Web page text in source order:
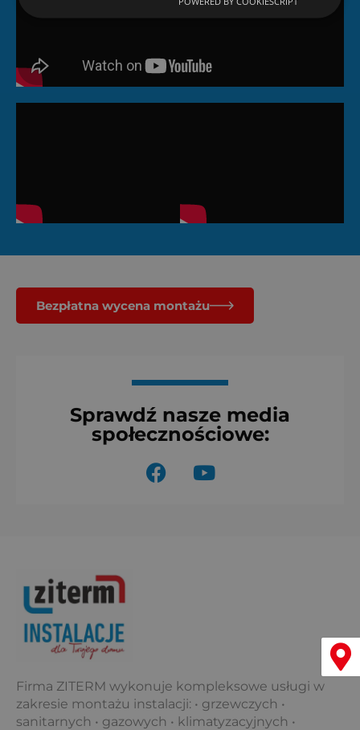
Bezpłatna wycena montażu
Sprawdź nasze media
społecznościowe:
F
a
Y
o
Firma ZITERM wykonuje kompleksowe usługi w
zakresie montażu instalacji: • grzewczych •
sanitarnych • gazowych • klimatyzacyjnych •
Menu